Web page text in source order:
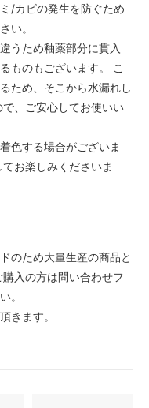
/カビの発生を防ぐため
い。
うため釉薬部分に貫入
ものもございます。 こ
ため、そこから水漏れし
、ご安心してお使いい
色する場合がございま
お楽しみくださいま
のため大量生産の商品と
入の方は問い合わせフ
。
きます。